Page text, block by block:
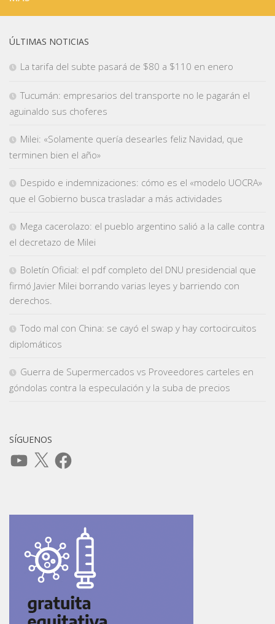
ÚLTIMAS NOTICIAS
La tarifa del subte pasará de $80 a $110 en enero
Tucumán: empresarios del transporte no le pagarán el
aguinaldo sus choferes
Milei: «Solamente quería desearles feliz Navidad, que
terminen bien el año»
Despido e indemnizaciones: cómo es el «modelo UOCRA»
que el Gobierno busca trasladar a más actividades
Mega cacerolazo: el pueblo argentino salió a la calle contra
el decretazo de Milei
Boletín Oficial: el pdf completo del DNU presidencial que
firmó Javier Milei borrando varias leyes y barriendo con
derechos.
Todo mal con China: se cayó el swap y hay cortocircuitos
diplomáticos
Guerra de Supermercados vs Proveedores carteles en
góndolas contra la especulación y la suba de precios
SÍGUENOS
YouTube
X Facebook